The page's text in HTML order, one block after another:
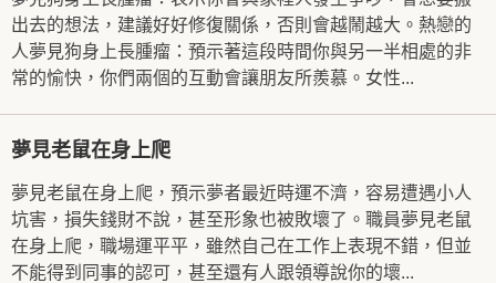
出去的想法，建議好好修復關係，否則會越鬧越大。熱戀的
人夢見狗身上長腫瘤：預示著這段時間你與另一半相處的非
常的愉快，你們兩個的互動會讓朋友所羨慕。女性...
夢見老鼠在身上爬
夢見老鼠在身上爬，預示夢者最近時運不濟，容易遭遇小人
坑害，損失錢財不說，甚至形象也被敗壞了。職員夢見老鼠
在身上爬，職場運平平，雖然自己在工作上表現不錯，但並
不能得到同事的認可，甚至還有人跟領導說你的壞...